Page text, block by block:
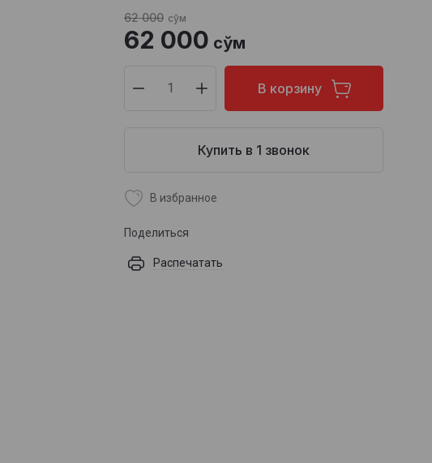
62 000 сўм
62 000 сўм
В корзину
Купить в 1 звонок
В избранное
Поделиться
Распечатать